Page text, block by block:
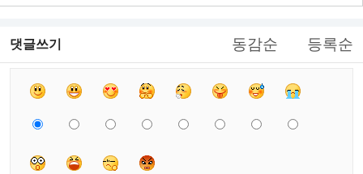
댓글쓰기 동감순 등록순